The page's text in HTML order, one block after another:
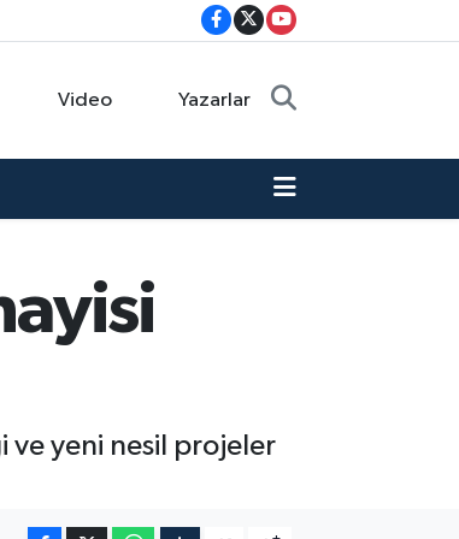
Video Yazarlar
ve yeni nesil projeler